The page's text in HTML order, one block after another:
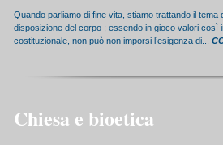
Quando parliamo di fine vita, stiamo trattando il tema
disposizione del corpo ; essendo in gioco valori così
costituzionale, non può non imporsi l’esigenza di...
Chiesa e bioetica